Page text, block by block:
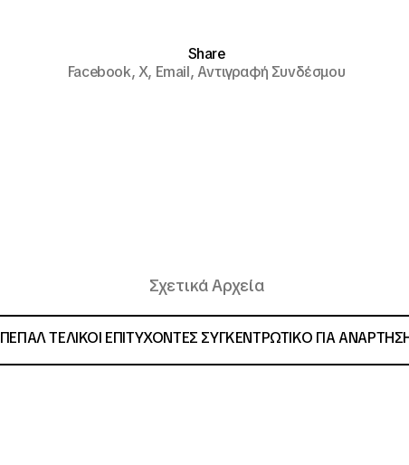
Share
Facebook,X, Email,Αντιγραφή Συνδέσμου
Σχετικά Αρχεία
ΠΕΠΑΛ ΤΕΛΙΚΟΙ ΕΠΙΤΥΧΟΝΤΕΣ ΣΥΓΚΕΝΤΡΩΤΙΚΟ ΓΙΑ